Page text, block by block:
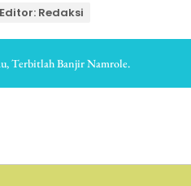
Editor: Redaksi
Terbitlah Banjir Namrole.